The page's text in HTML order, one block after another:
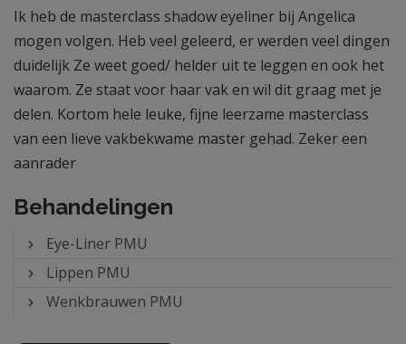
Ik heb de masterclass shadow eyeliner bij Angelica
mogen volgen. Heb veel geleerd, er werden veel dingen
duidelijk Ze weet goed/ helder uit te leggen en ook het
waarom. Ze staat voor haar vak en wil dit graag met je
delen. Kortom hele leuke, fijne leerzame masterclass
van een lieve vakbekwame master gehad. Zeker een
aanrader
Behandelingen
Eye-Liner PMU
Lippen PMU
Wenkbrauwen PMU